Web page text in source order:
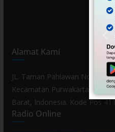
Alamat Kami
JL. Taman Pahlawan No. 80,
Kecamatan Purwakarta,
Barat, Indonesia. Kode Pos
Radio Online